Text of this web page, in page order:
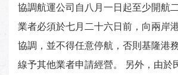
協調航運公司自八月一日起至少開航
業者必須於七月二十六日前，向兩岸
協調，並不得任意停航，否則基隆港
線予其他業者申請經營。 另外，由於